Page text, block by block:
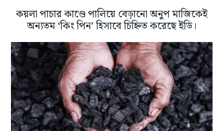
কয়লা পাচার কাণ্ডে পালিয়ে বেড়ানো অনুপ মাজিকেই
অন্যতম ‘কিং পিন’ হিসাবে চিহ্নিত করেছে ইডি।